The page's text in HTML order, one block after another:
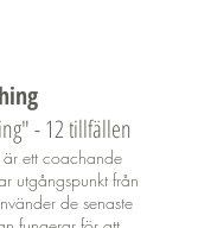
- 12 tillfällen
ett coachande
utgångspunkt från
de senaste